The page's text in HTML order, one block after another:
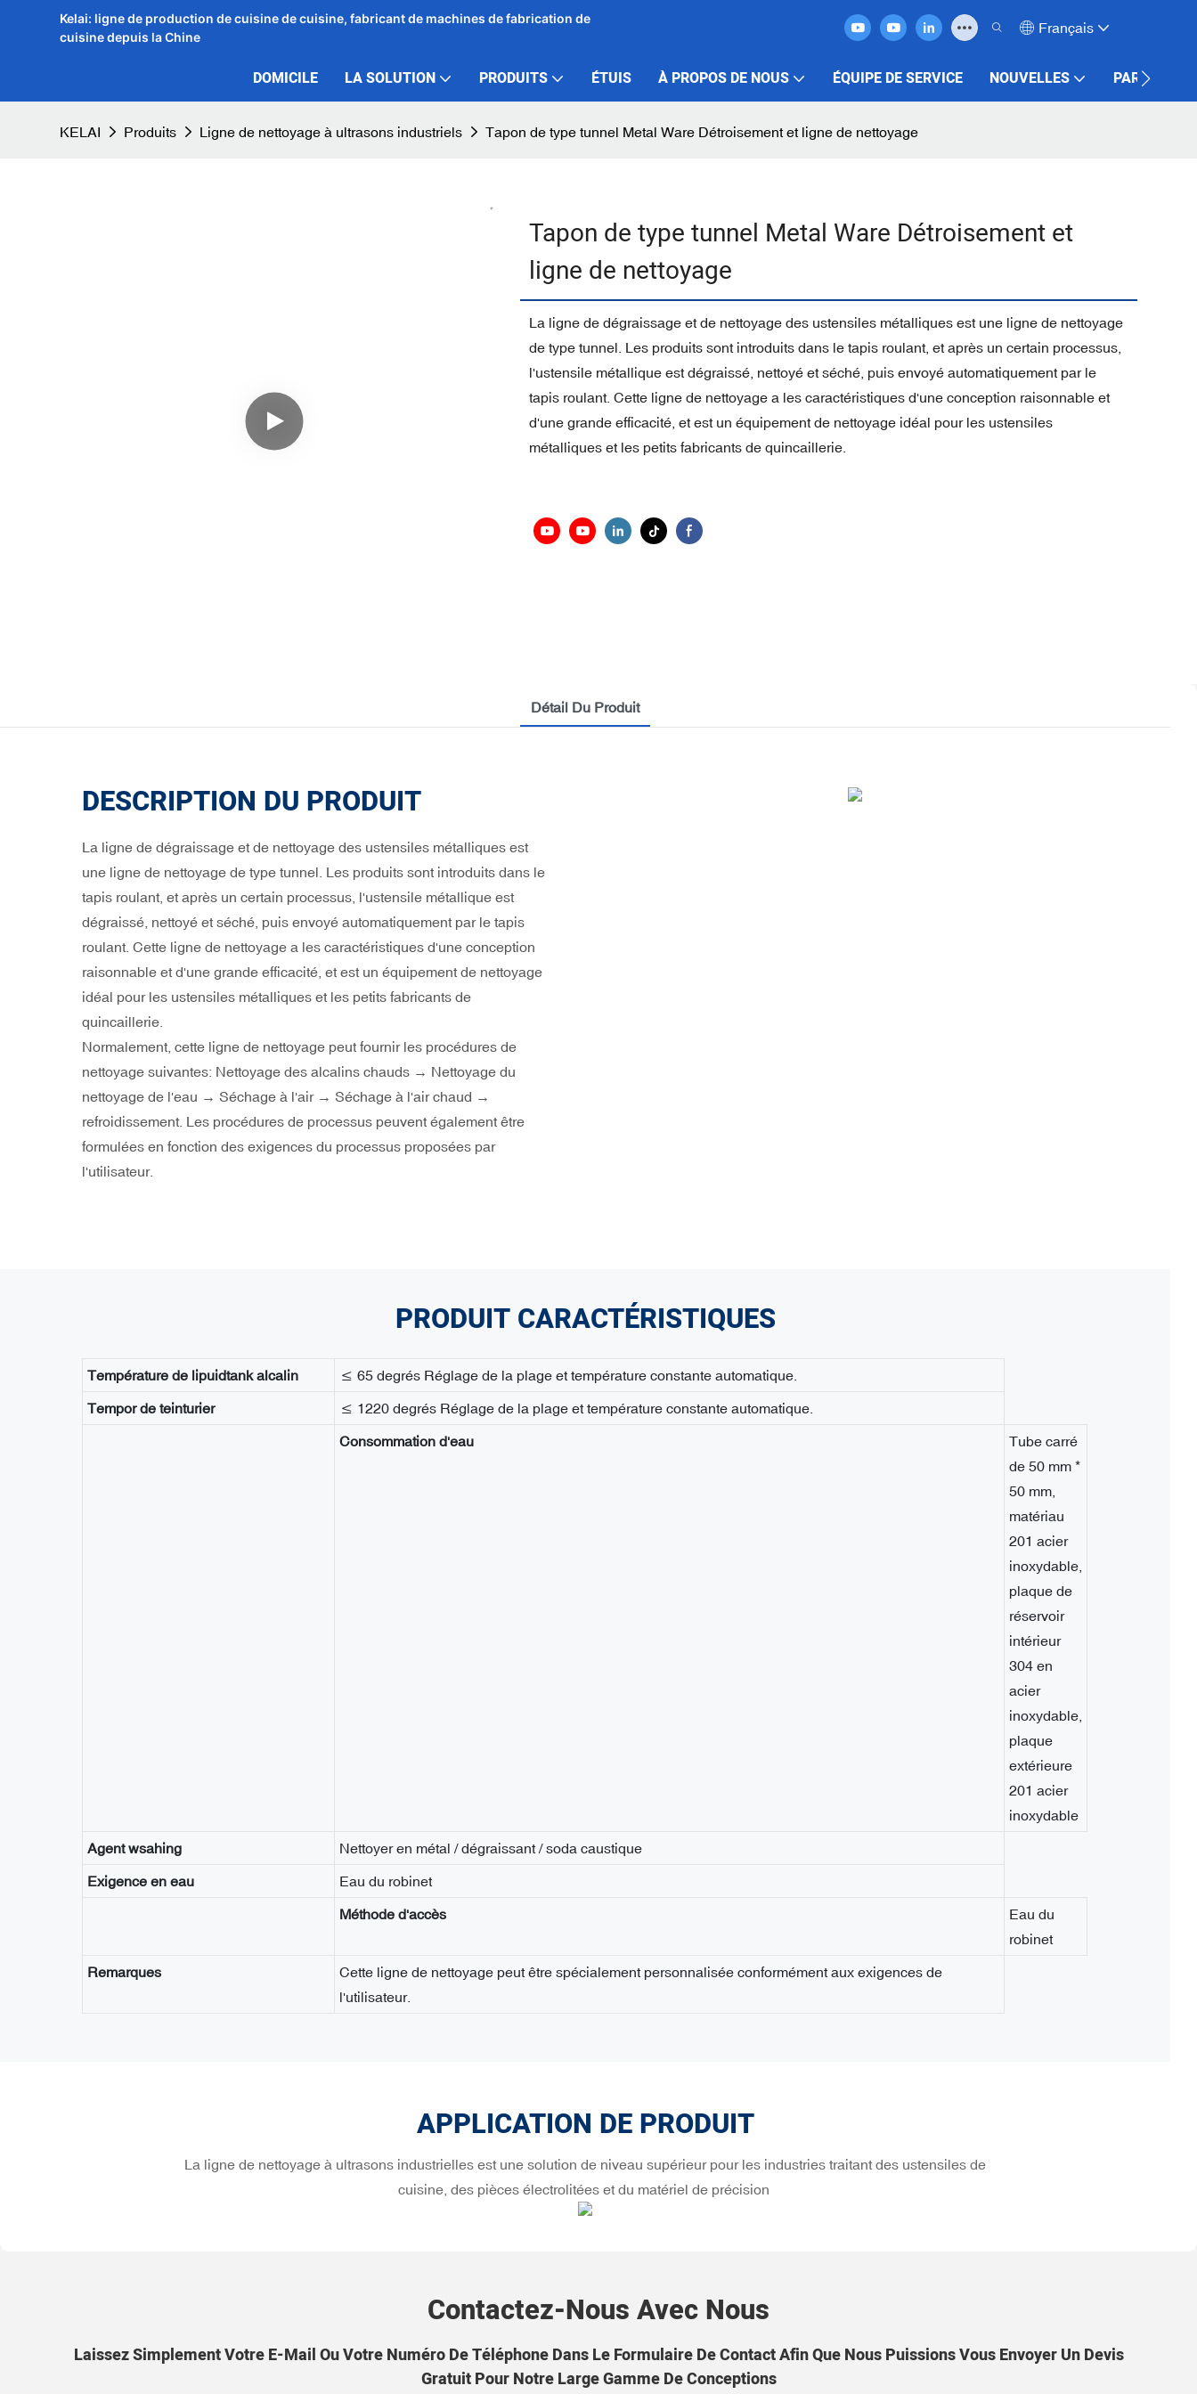
Kelai: ligne de production de cuisine de cuisine, fabricant de machines de fabrication de
cuisine depuis la Chine
Français
DOMICILE LA SOLUTION PRODUITS ÉTUIS À PROPOS DE NOUS ÉQUIPE DE SERVICE NOUVELLES
KELAI Produits Ligne de nettoyage à ultrasons industriels Tapon de type tunnel Metal Ware Détroisement et ligne de nettoyage
Tapon de type tunnel Metal Ware Détroisement et
ligne de nettoyage
La ligne de dégraissage et de nettoyage des ustensiles métalliques est une ligne de nettoyage
de type tunnel. Les produits sont introduits dans le tapis roulant, et après un certain processus,
l'ustensile métallique est dégraissé, nettoyé et séché, puis envoyé automatiquement par le
tapis roulant. Cette ligne de nettoyage a les caractéristiques d'une conception raisonnable et
d'une grande efficacité, et est un équipement de nettoyage idéal pour les ustensiles
métalliques et les petits fabricants de quincaillerie.
Détail Du Produit
DESCRIPTION DU PRODUIT
La ligne de dégraissage et de nettoyage des ustensiles métalliques est
une ligne de nettoyage de type tunnel. Les produits sont introduits dans le
tapis roulant, et après un certain processus, l'ustensile métallique est
dégraissé, nettoyé et séché, puis envoyé automatiquement par le tapis
roulant. Cette ligne de nettoyage a les caractéristiques d'une conception
raisonnable et d'une grande efficacité, et est un équipement de nettoyage
idéal pour les ustensiles métalliques et les petits fabricants de
quincaillerie.
Normalement, cette ligne de nettoyage peut fournir les procédures de
nettoyage suivantes: Nettoyage des alcalins chauds → Nettoyage du
nettoyage de l'eau → Séchage à l'air → Séchage à l'air chaud →
refroidissement. Les procédures de processus peuvent également être
formulées en fonction des exigences du processus proposées par
l'utilisateur.
PRODUIT CARACTÉRISTIQUES
Température de lipuidtank alcalin ≤ 65 degrés Réglage de la plage et température constante automatique.
Tempor de teinturier ≤ 1220 degrés Réglage de la plage et température constante automatique.
Consommation d'eau
Tube carré
de 50 mm *
50 mm,
matériau
201 acier
inoxydable,
plaque de
réservoir
intérieur
304 en
acier
inoxydable,
plaque
extérieure
201 acier
inoxydable
Agent wsahing Nettoyer en métal / dégraissant / soda caustique
Exigence en eau Eau du robinet
Méthode d'accès
Eau du
robinet
Remarques
Cette ligne de nettoyage peut être spécialement personnalisée conformément aux exigences de
l'utilisateur.
APPLICATION DE PRODUIT
La ligne de nettoyage à ultrasons industrielles est une solution de niveau supérieur pour les industries traitant des ustensiles de
cuisine, des pièces électrolitées et du matériel de précision
Contactez-Nous Avec Nous
Laissez Simplement Votre E-Mail Ou Votre Numéro De Téléphone Dans Le Formulaire De Contact Afin Que Nous Puissions Vous Envoyer Un Devis
Gratuit Pour Notre Large Gamme De Conceptions